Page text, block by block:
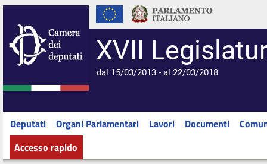
XVII
dal 15/03/2013 - al 22/03/2018
Deputati Organi Parlamentari Lavori Documenti
Accesso rapido